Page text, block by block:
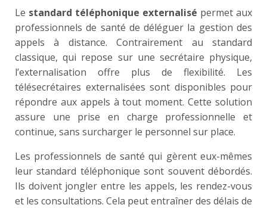
Le standard téléphonique externalisé permet aux
professionnels de santé de déléguer la gestion des
appels à distance. Contrairement au standard
classique, qui repose sur une secrétaire physique,
l’externalisation offre plus de flexibilité. Les
télésecrétaires externalisées sont disponibles pour
répondre aux appels à tout moment. Cette solution
assure une prise en charge professionnelle et
continue, sans surcharger le personnel sur place.
Les professionnels de santé qui gèrent eux-mêmes
leur standard téléphonique sont souvent débordés.
Ils doivent jongler entre les appels, les rendez-vous
et les consultations. Cela peut entraîner des délais de